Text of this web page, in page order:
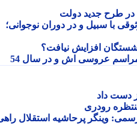
جدید دولت
سبیل و در دوران نوجوانی؛
افزایش نیافت؟
عروسی اش و در سال 54
داد
رودری
پرحاشیه استقلال راهی